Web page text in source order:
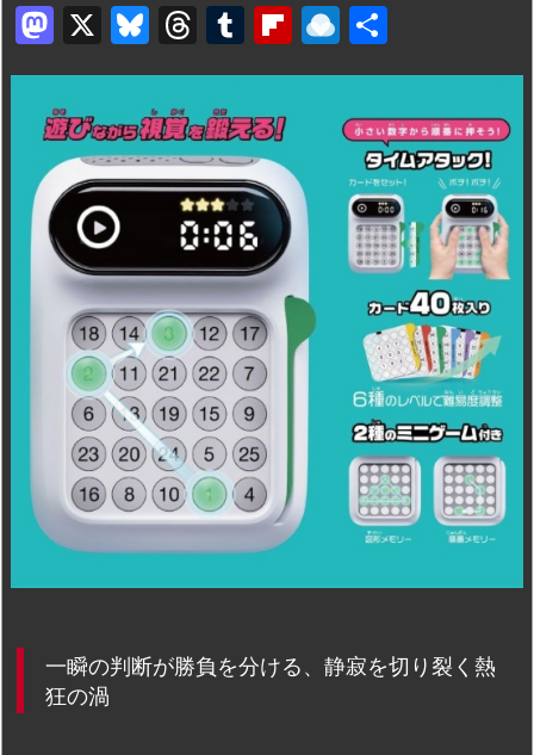
M
a
st
o
d
o
n
X
Bl
u
e
s
k
T
hr
e
a
d
s
T
u
bl
r
Fl
ip
ar
d
R
ai
dr
o
p.
io
有
一瞬の判断が勝負を分ける、静寂を切り裂く熱
狂の渦